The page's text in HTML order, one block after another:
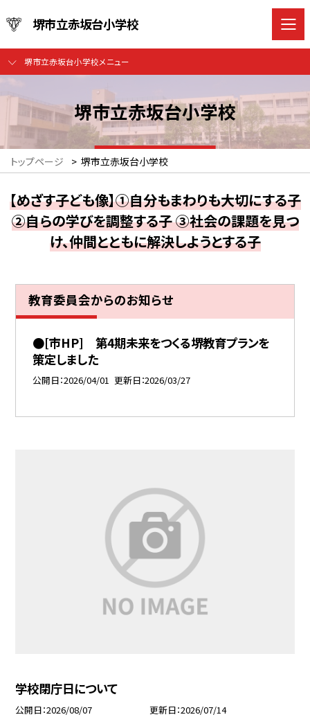
堺市立赤坂台小学校
堺市立赤坂台小学校メニュー
堺市立赤坂台小学校
トップページ > 堺市立赤坂台小学校
【めざす子ども像】①自分もまわりも大切にする子
②自らの学びを調整する子 ③社会の課題を見つ
け、仲間とともに解決しようとする子
教育委員会からのお知らせ
●[市HP] 第4期未来をつくる堺教育プランを
策定しました
公開日 2026/04/01 更新日 2026/03/27
学校閉庁日について
公開日 2026/08/07 更新日 2026/07/14